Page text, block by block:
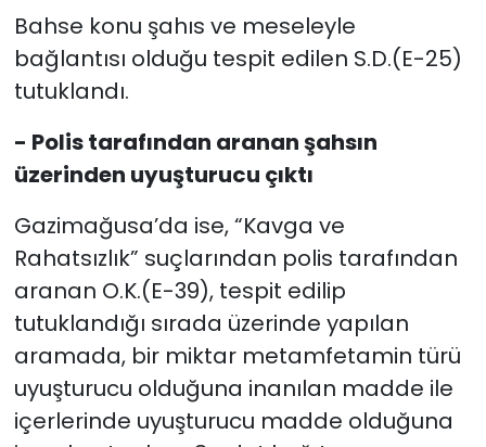
Bahse konu şahıs ve meseleyle
bağlantısı olduğu tespit edilen S.D.(E-25)
tutuklandı.
- Polis tarafından aranan şahsın
üzerinden uyuşturucu çıktı
Gazimağusa’da ise, “Kavga ve
Rahatsızlık” suçlarından polis tarafından
aranan O.K.(E-39), tespit edilip
tutuklandığı sırada üzerinde yapılan
aramada, bir miktar metamfetamin türü
uyuşturucu olduğuna inanılan madde ile
içerlerinde uyuşturucu madde olduğuna